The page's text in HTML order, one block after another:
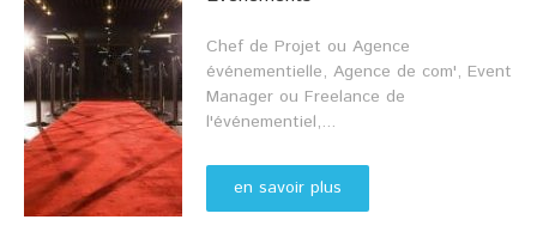
Chef de Projet ou Agence
événementielle, Agence de com', Event
Manager ou Freelance de
l'événementiel,...
en savoir plus